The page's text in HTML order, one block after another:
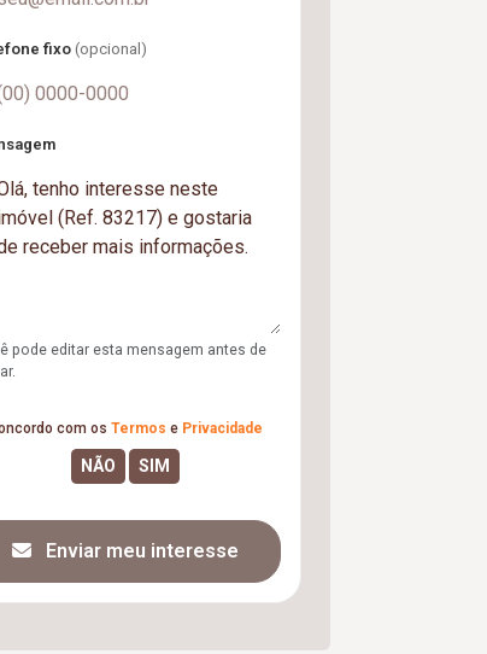
fixo (opcional)
pode editar esta mensagem antes de
com os Termos e Privacidade
Enviar meu interesse